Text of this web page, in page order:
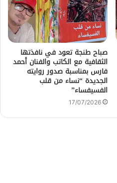
صباح طنجة تعود في نافذتها
الثقافية مع الكاتب والفنان أحمد
فارس بمناسبة صدور روايته
الجديدة “نساء من قلب
الفسيفساء”
17/07/2026